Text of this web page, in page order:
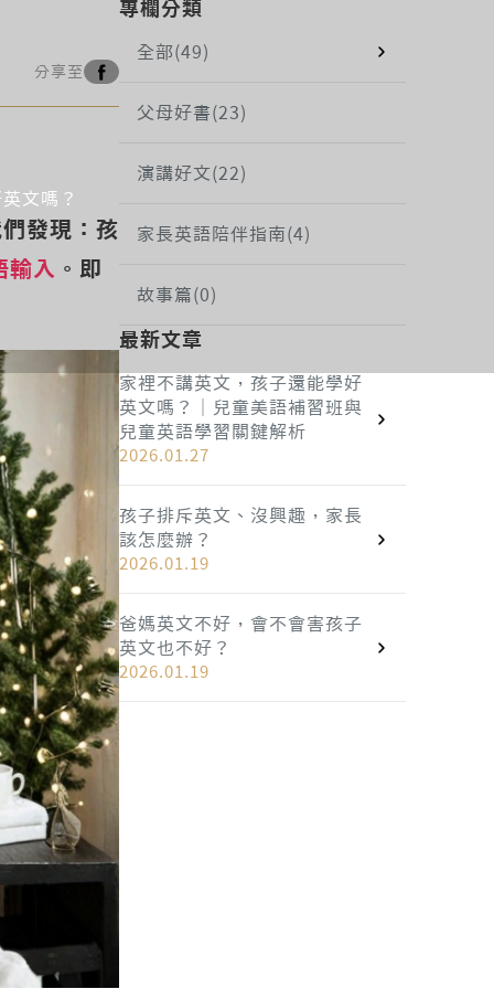
文嗎？
分享至
發現：孩
輸入 。即
專欄分類
全部(49)
父母好書(23)
演講好文(22)
家長英語陪伴指南(4)
故事篇(0)
最新文章
家裡不講英文，孩子還能學好
英文嗎？｜兒童美語補習班與
兒童英語學習關鍵解析
2026.01.27
孩子排斥英文、沒興趣，家長
該怎麼辦？
2026.01.19
爸媽英文不好，會不會害孩子
英文也不好？
2026.01.19